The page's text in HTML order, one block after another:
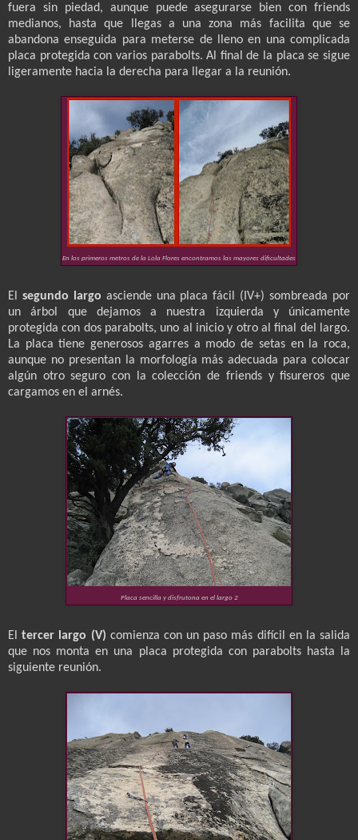
fuera sin piedad, aunque puede asegurarse bien con friends
medianos, hasta que llegas a una zona más facilita que se
abandona enseguida para meterse de lleno en una complicada
placa protegida con varios parabolts. Al final de la placa se sigue
ligeramente hacia la derecha para llegar a la reunión.
En los primeros metros de la Lola Flores encontramos las mayores dificultades
El segundo largo asciende una placa fácil (IV+) sombreada por
un árbol que dejamos a nuestra izquierda y únicamente
protegida con dos parabolts, uno al inicio y otro al final del largo.
La placa tiene generosos agarres a modo de setas en la roca,
aunque no presentan la morfología más adecuada para colocar
algún otro seguro con la colección de friends y fisureros que
cargamos en el arnés.
Placa sencilla y disfrutona en el largo 2
Eltercer largo (V) comienza con un paso más difícil en la salida
que nos monta en una placa protegida con parabolts hasta la
siguiente reunión.